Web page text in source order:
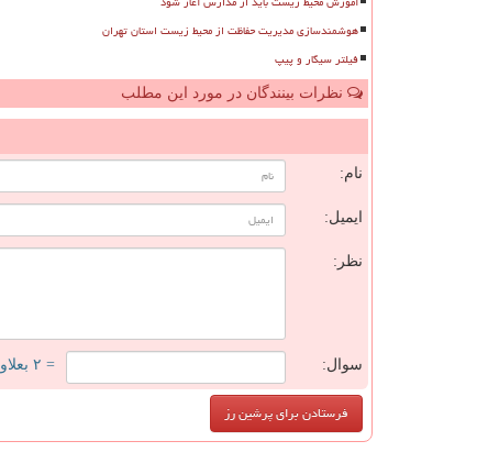
هوشمندسازی مدیریت حفاظت از محیط زیست استان تهران
فیلتر سیگار و پیپ
نظرات بینندگان در مورد این مطلب
نام:
ایمیل:
نظر:
سوال: = ۲ بعلاوه ۳